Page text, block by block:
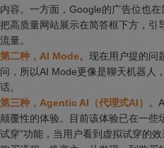
内容。一方面，Google的广告位也
把高质量网站展示在简答框下方，引
流量。
第二种，AI Mode。 现在用户提的问
问，所以AI Mode更像是聊天机器人
话。
第三种，Agentic AI（代理式AI）。
颠覆性的体验。目前该体验已在一些
试穿”功能，当用户看到虚拟试穿的